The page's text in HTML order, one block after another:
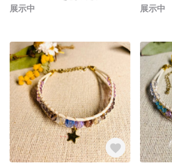
展示中
展示中